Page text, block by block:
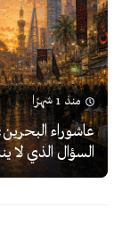
منذ 1 شهرًا
عاشوراء
السؤال الذي لا